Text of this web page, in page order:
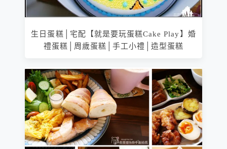
生日蛋糕│宅配【就是要玩蛋糕Cake Play】婚
禮蛋糕│周歲蛋糕│手工小禮│造型蛋糕